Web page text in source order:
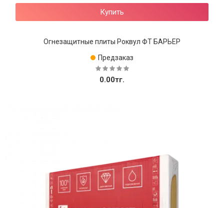
Купить
Огнезащитные плиты Роквул ФТ БАРЬЕР
Предзаказ
0.00тг.